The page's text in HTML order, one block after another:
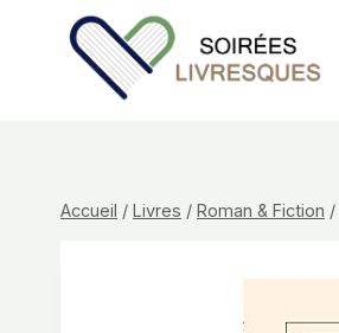
Accueil / Livres / Roman & Fiction /